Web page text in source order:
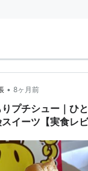
• 8ヶ月前
プチシュー｜ひ
イーツ【実食レビ